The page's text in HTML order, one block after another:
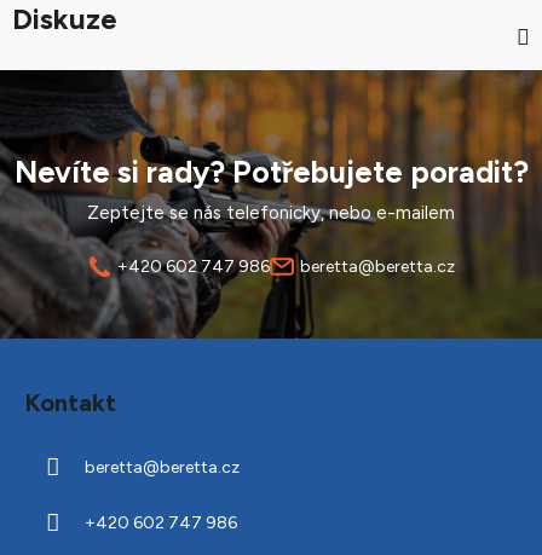
Diskuze
Nevíte si rady? Potřebujete poradit?
Zeptejte se nás telefonicky, nebo e-mailem
+420 602 747 986 beretta@beretta.cz
Kontakt
beretta@beretta.cz
+420 602 747 986